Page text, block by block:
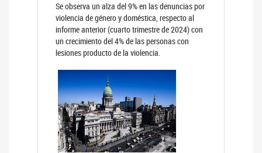
Se observa un alza del 9% en las denuncias por
violencia de género y doméstica, respecto al
informe anterior (cuarto trimestre de 2024) con
un crecimiento del 4% de las personas con
lesiones producto de la violencia.